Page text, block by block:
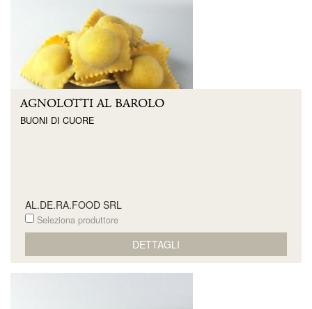
AGNOLOTTI AL BAROLO
BUONI DI CUORE
AL.DE.RA.FOOD SRL
Seleziona produttore
DETTAGLI